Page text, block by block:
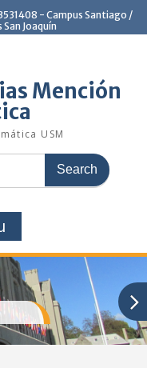
- Campus Santiago /
Joaquín
Mención
USM